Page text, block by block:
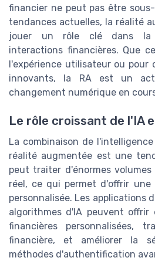
financier ne peut pas être
tendances actuelles, la réalité
jouer un rôle clé dans la
interactions financières. Que
l'expérience utilisateur ou pour
innovants, la RA est un
changement numérique en
Le rôle croissant de l'IA
La combinaison de
réalité augmentée est une
peut traiter d'énormes
réel, ce qui permet d'offrir
personnalisée. Les applications
algorithmes d'IA peuvent offrir
financières personnalisées,
financière, et améliorer la
méthodes d'authentification